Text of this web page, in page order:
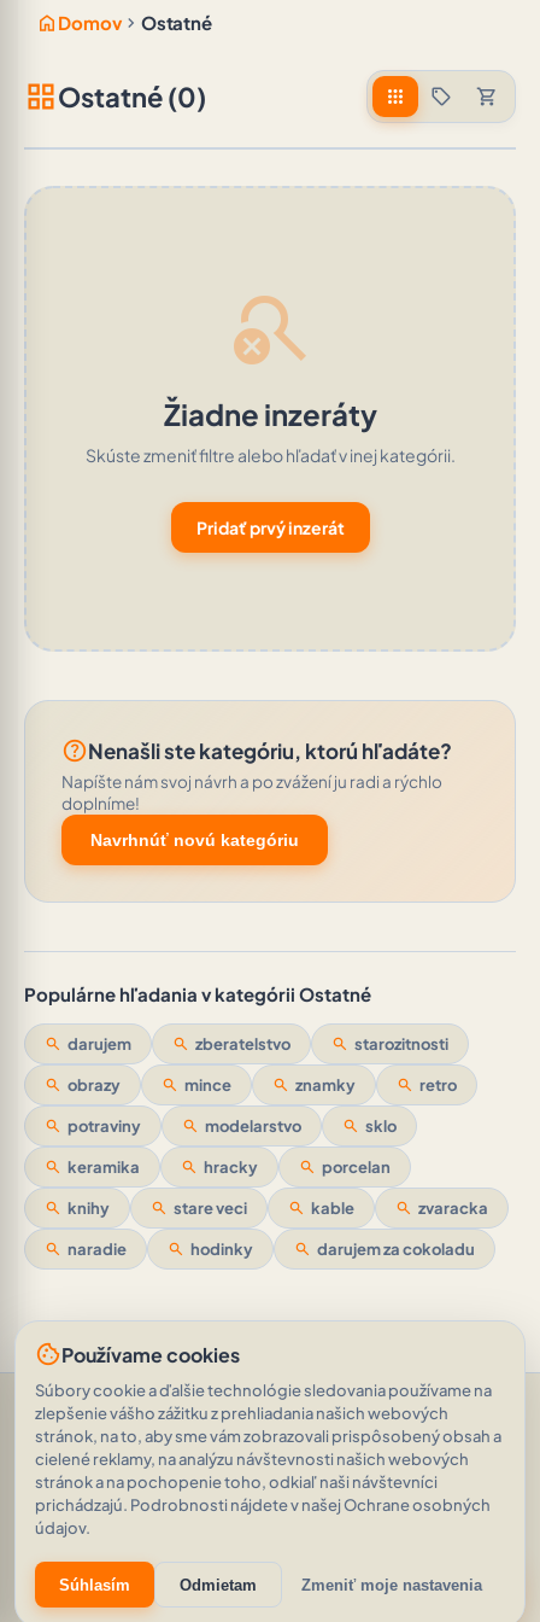
home Domov chevron_right Ostatné
grid_viewOstatné (0) apps sell shopping_cart
search_off
Žiadne inzeráty
Skúste zmeniť filtre alebo hľadať v inej kategórii.
Pridať prvý inzerát
help_outlineNenašli ste kategóriu, ktorú hľadáte?
Napíšte nám svoj návrh a po zvážení ju radi a rýchlo
doplníme!
Navrhnúť novú kategóriu
Populárne hľadania v kategórii Ostatné
search darujem search zberatelstvo search starozitnosti
search obrazy search mince search znamky search retro
search potraviny search modelarstvo search sklo
search keramika search hracky search porcelan
search knihy search stare veci search kable search zvaracka
search naradie search hodinky search darujem za cokoladu
Pomoc a podpora•Otázky•Hodnotenia•Opýtajte sa AI
Podmienky používania•Ochrana osobných údajov•
RSS Feed
© 2026AVEINO | history_edu „Kocky sú hodené.“ Alea iacta est.
(Gaius Julius Caesar)
|
1.8.2
eco
Znižujeme našu digitálnu uhlíkovú stopu.Zistiť viac auto_awesome
cookiePoužívame cookies
Súbory cookie a ďalšie technológie sledovania používame na
zlepšenie vášho zážitku z prehliadania našich webových
stránok, na to, aby sme vám zobrazovali prispôsobený obsah a
cielené reklamy, na analýzu návštevnosti našich webových
stránok a na pochopenie toho, odkiaľ naši návštevníci
prichádzajú. Podrobnosti nájdete v našej Ochrane osobných
údajov.
Súhlasím Odmietam Zmeniť moje nastavenia